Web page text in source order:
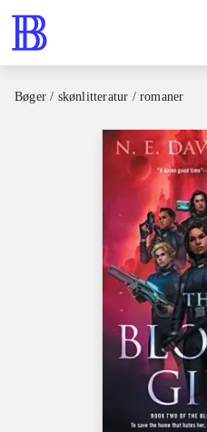
Bøger / skønlitteratur / romaner